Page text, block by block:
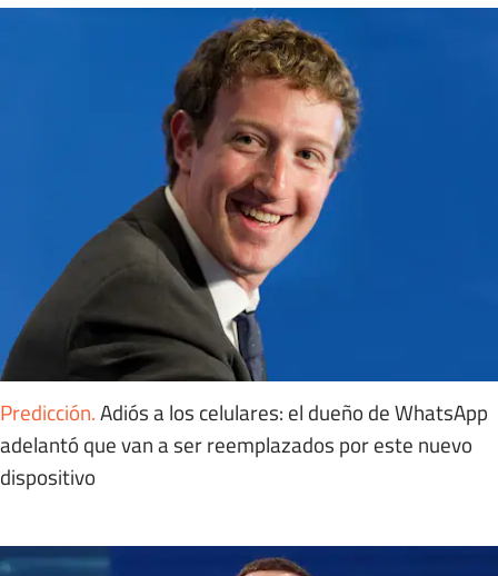
Predicción.Adiós a los celulares: el dueño de WhatsApp
adelantó que van a ser reemplazados por este nuevo
dispositivo